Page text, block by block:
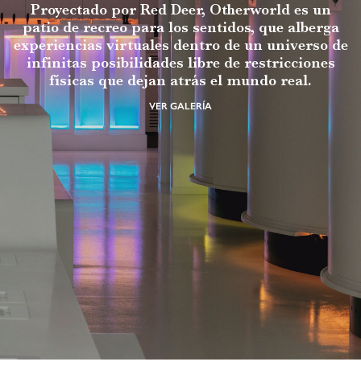
Proyectado por Red Deer, Otherworld es un
patio de recreo para los sentidos, que alberga
experiencias virtuales dentro de un universo de
infinitas posibilidades libre de restricciones
físicas que dejan atrás el mundo real.
VER GALERÍA